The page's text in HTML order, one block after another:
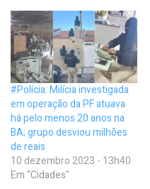
#Polícia: Milícia investigada
em operação da PF atuava
há pelo menos 20 anos na
BA; grupo desviou milhões
de reais
10 dezembro 2023 - 13h40
Em "Cidades"